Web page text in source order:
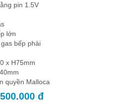
pin 1.5V
lớn
bếp phải
x H75mm
quyền Malloca
đ